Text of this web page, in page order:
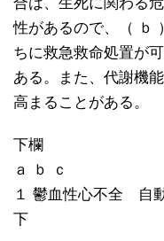
性があるので、（ ｂ
ちに救急救命処置が
ある。また、代謝機
高まることがある。
下欄
ａ ｂ ｃ
１ 鬱血性心不全 自
下